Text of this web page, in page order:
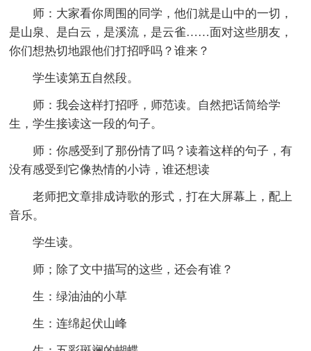
师：大家看你周围的同学，他们就是山中的一切，
是山泉、是白云，是溪流，是云雀……面对这些朋友，
你们想热切地跟他们打招呼吗？谁来？
学生读第五自然段。
师：我会这样打招呼，师范读。自然把话筒给学
生，学生接读这一段的句子。
师：你感受到了那份情了吗？读着这样的句子，有
没有感受到它像热情的小诗，谁还想读
老师把文章排成诗歌的形式，打在大屏幕上，配上
音乐。
学生读。
师；除了文中描写的这些，还会有谁？
生：绿油油的小草
生：连绵起伏山峰